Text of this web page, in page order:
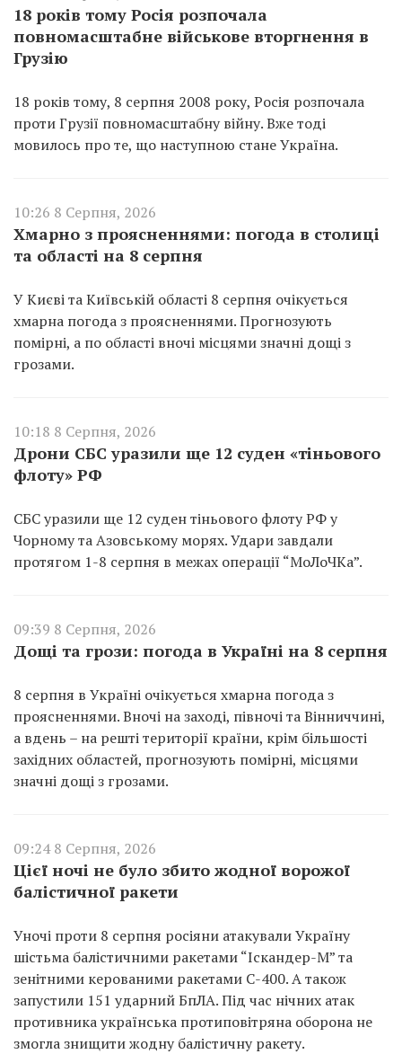
18 років тому Росія розпочала
повномасштабне військове вторгнення в
Грузію
18 років тому, 8 серпня 2008 року, Росія розпочала
проти Грузії повномасштабну війну. Вже тоді
мовилось про те, що наступною стане Україна.
10:26 8 Серпня, 2026
Хмарно з проясненнями: погода в столиці
та області на 8 серпня
У Києві та Київській області 8 серпня очікується
хмарна погода з проясненнями. Прогнозують
помірні, а по області вночі місцями значні дощі з
грозами.
10:18 8 Серпня, 2026
Дрони СБС уразили ще 12 суден «тіньового
флоту» РФ
СБС уразили ще 12 суден тіньового флоту РФ у
Чорному та Азовському морях. Удари завдали
протягом 1-8 серпня в межах операції “МоЛоЧКа”.
09:39 8 Серпня, 2026
Дощі та грози: погода в Україні на 8 серпня
8 серпня в Україні очікується хмарна погода з
проясненнями. Вночі на заході, півночі та Вінниччині,
а вдень – на решті території країни, крім більшості
західних областей, прогнозують помірні, місцями
значні дощі з грозами.
09:24 8 Серпня, 2026
Цієї ночі не було збито жодної ворожої
балістичної ракети
Уночі проти 8 серпня росіяни атакували Україну
шістьма балістичними ракетами “Іскандер-М” та
зенітними керованими ракетами С-400. А також
запустили 151 ударний БпЛА. Під час нічних атак
противника українська протиповітряна оборона не
змогла знищити жодну балістичну ракету.